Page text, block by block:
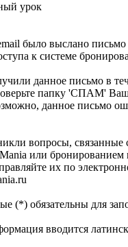
урок
было выслано
к системе
данное письмо в
папку 'СПАМ'
данное письмо
вопросы, связанные
или бронированием
их по
(*) обязательны для
вводится